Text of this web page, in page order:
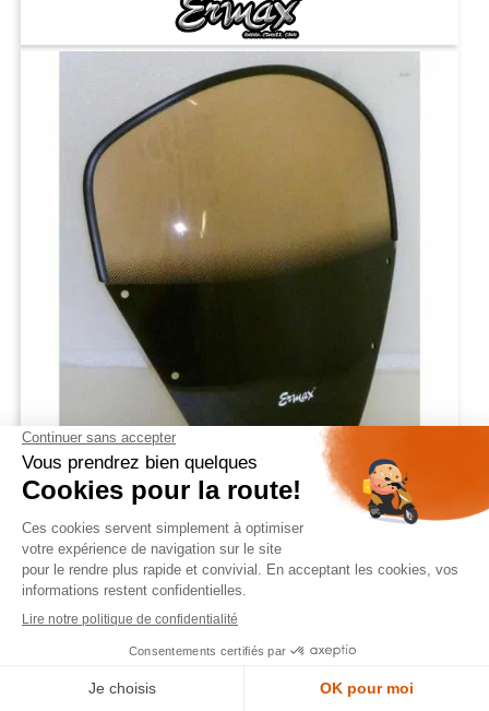
35,00 €
ERMAX bulle TO Yamaha FAZER 1000 2001 2005 fumé clair